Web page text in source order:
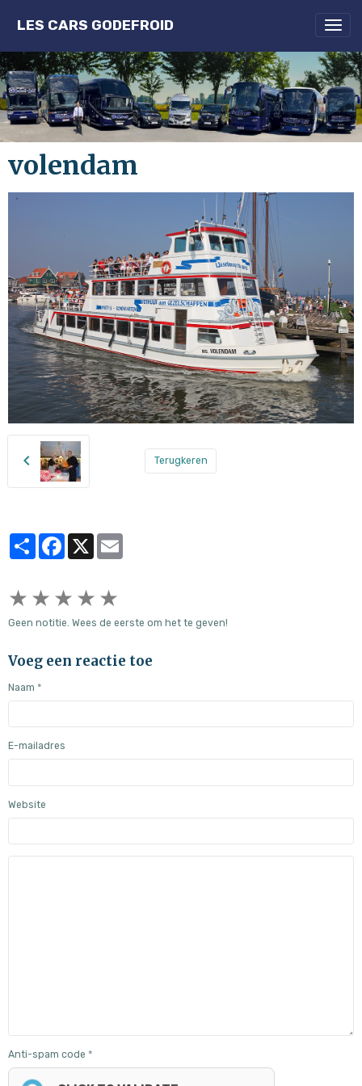
LES CARS GODEFROID
volendam
Terugkeren
PartagerFacebook
X
★ ★ ★ ★ ★
Geen notitie. Wees de eerste om het te geven!
Voeg een reactie toe
Naam
E-mailadres
Website
Anti-spam code